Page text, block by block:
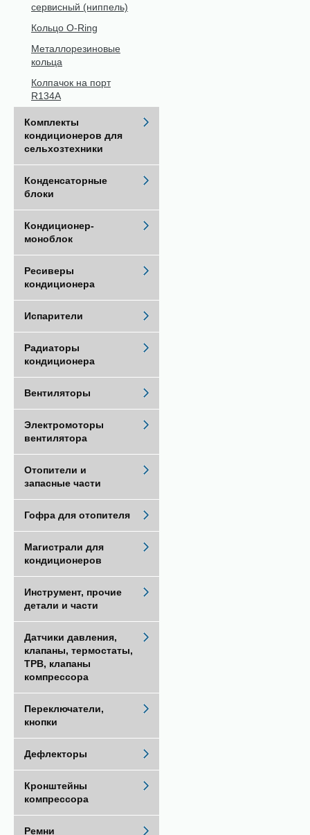
сервисный (ниппель)
Кольцо O-Ring
Металлорезиновые
кольца
Колпачок на порт
R134A
Комплекты
кондиционеров для
сельхозтехники
Конденсаторные
блоки
Кондиционер-
моноблок
Ресиверы
кондиционера
Испарители
Радиаторы
кондиционера
Вентиляторы
Электромоторы
вентилятора
Отопители и
запасные части
Гофра для отопителя
Магистрали для
кондиционеров
Инструмент, прочие
детали и части
Датчики давления,
клапаны, термостаты,
ТРВ, клапаны
компрессора
Переключатели,
кнопки
Дефлекторы
Кронштейны
компрессора
Ремни